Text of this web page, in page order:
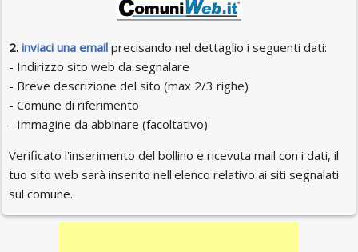
2. inviaci una emailprecisando nel dettaglio i seguenti dati:
- Indirizzo sito web da segnalare
- Breve descrizione del sito (max 2/3 righe)
- Comune di riferimento
- Immagine da abbinare (facoltativo)
Verificato l'inserimento del bollino e ricevuta mail con i dati, il
tuo sito web sarà inserito nell'elenco relativo ai siti segnalati
sul comune.